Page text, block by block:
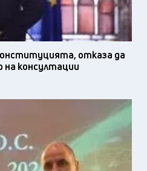
отказа да
на консултации